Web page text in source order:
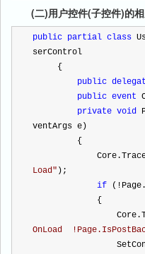
(二)用户控件(子控件)的
public partial class
serControl
     {
public
public event
private void
ventArgs e)
         {
Load" );
if ( !
             {
OnLoad